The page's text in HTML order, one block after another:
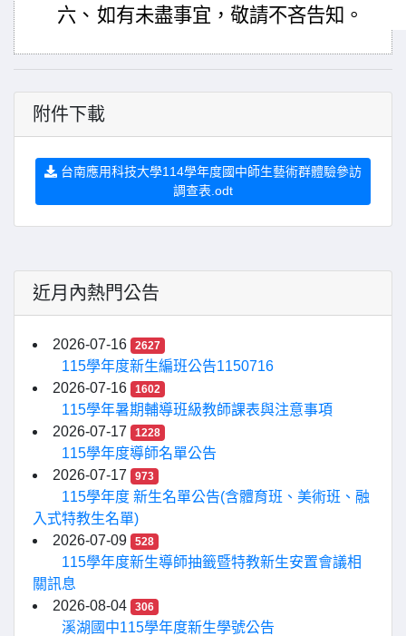
六、 如有未盡事宜，敬請不吝告知。
附件下載
台南應用科技大學114學年度國中師生藝術群體驗參訪
調查表.odt
近月內熱門公告
2026-07-16 2627
115學年度新生編班公告1150716
2026-07-16
1602
115學年暑期輔導班級教師課表與注意事項
2026-07-17
1228
115學年度導師名單公告
2026-07-17
973
115學年度 新生名單公告(含體育班、美術班、融
入式特教生名單)
2026-07-09
528
115學年度新生導師抽籤暨特教新生安置會議相
關訊息
2026-08-04
306
溪湖國中115學年度新生學號公告